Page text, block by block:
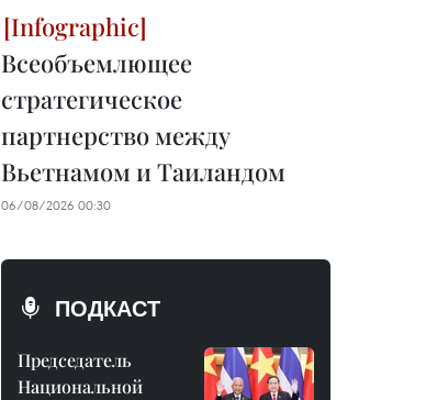
Всеобъемлющее
стратегическое
партнерство между
Вьетнамом и Таиландом
06/08/2026 00:30
ПОДКАСТ
Председатель
Национальной